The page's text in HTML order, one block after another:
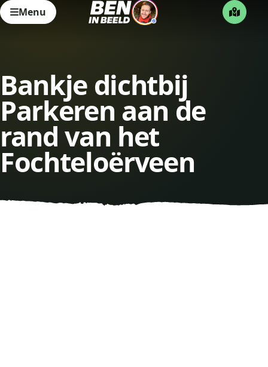
Menu
Bankje dichtbij
Parkeren aan de
rand van het
Fochteloërveen